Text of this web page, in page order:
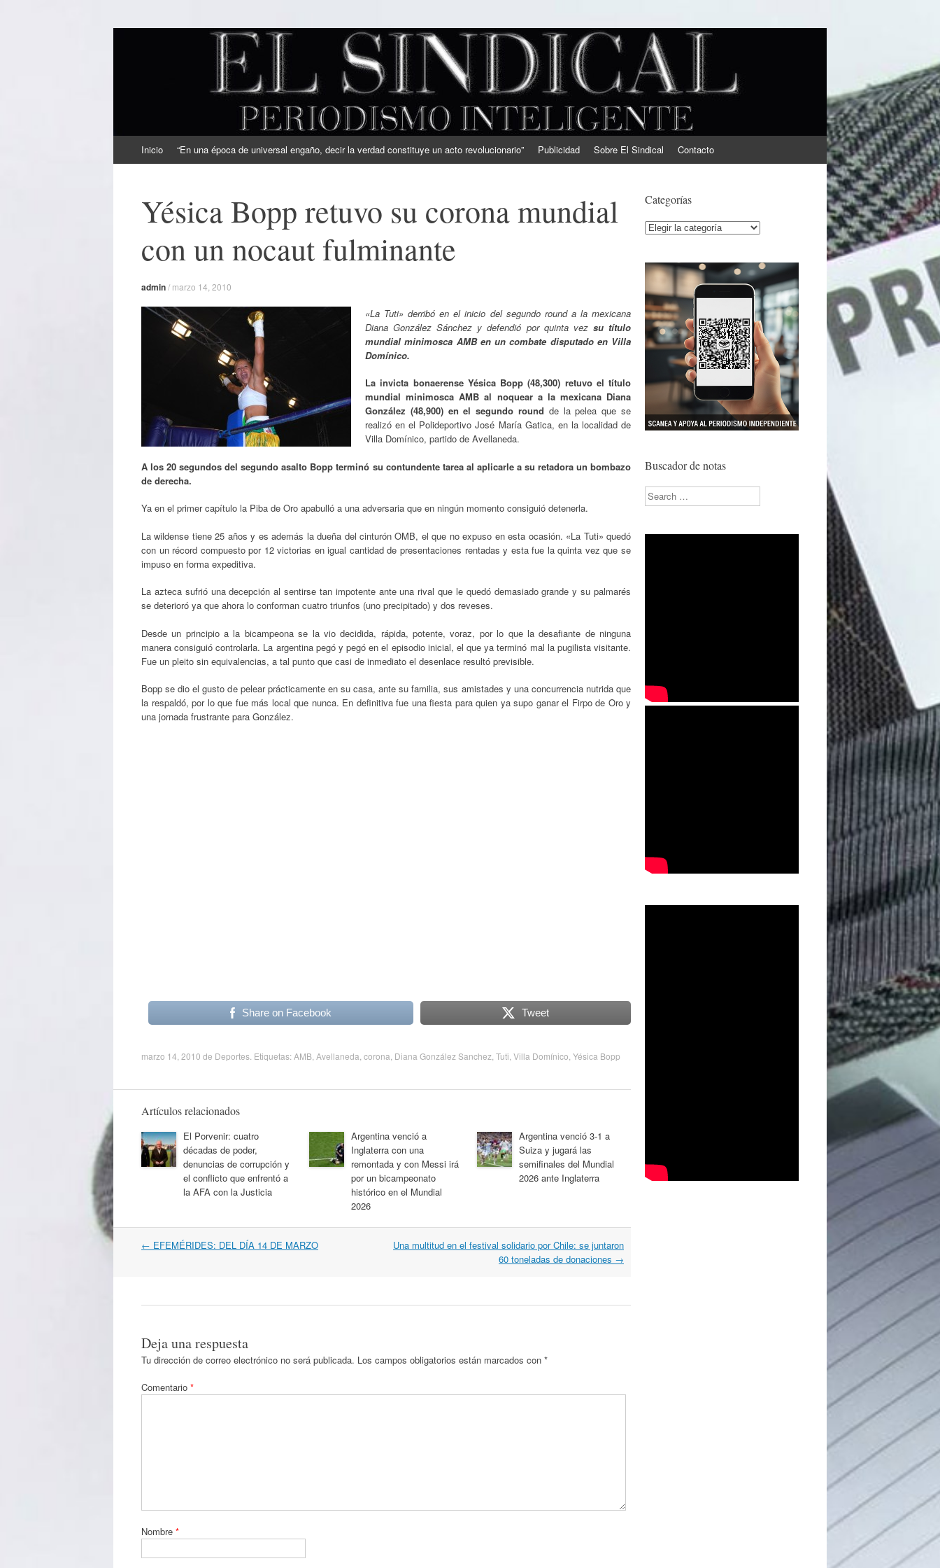
EL SINDICAL
Periodismo Inteligente
al
Inicio “En una época de universal engaño, decir la verdad constituye un acto revolucionario” Publicidad Sobre El Sindical Contacto
Yésica Bopp retuvo su corona mundial
con un nocaut fulminante
admin/ marzo 14, 2010
«La Tuti» derribó en el inicio del segundo round a la mexicana
Diana González Sánchez y defendió por quinta vez su título
mundial minimosca AMB en un combate disputado en Villa
Domínico.
La invicta bonaerense Yésica Bopp (48,300) retuvo el título
mundial minimosca AMB al noquear a la mexicana Diana
González (48,900) en el segundo round de la pelea que se
realizó en el Polideportivo José María Gatica, en la localidad de
Villa Domínico, partido de Avellaneda.
A los 20 segundos del segundo asalto Bopp terminó su contundente tarea al aplicarle a su retadora un bombazo
de derecha.
Ya en el primer capítulo la Piba de Oro apabulló a una adversaria que en ningún momento consiguió detenerla.
La wildense tiene 25 años y es además la dueña del cinturón OMB, el que no expuso en esta ocasión. «La Tuti» quedó
con un récord compuesto por 12 victorias en igual cantidad de presentaciones rentadas y esta fue la quinta vez que se
impuso en forma expeditiva.
La azteca sufrió una decepción al sentirse tan impotente ante una rival que le quedó demasiado grande y su palmarés
se deterioró ya que ahora lo conforman cuatro triunfos (uno precipitado) y dos reveses.
Desde un principio a la bicampeona se la vio decidida, rápida, potente, voraz, por lo que la desafiante de ninguna
manera consiguió controlarla. La argentina pegó y pegó en el episodio inicial, el que ya terminó mal la pugilista visitante.
Fue un pleito sin equivalencias, a tal punto que casi de inmediato el desenlace resultó previsible.
Bopp se dio el gusto de pelear prácticamente en su casa, ante su familia, sus amistades y una concurrencia nutrida que
la respaldó, por lo que fue más local que nunca. En definitiva fue una fiesta para quien ya supo ganar el Firpo de Oro y
una jornada frustrante para González.
Share on Facebook Tweet
marzo 14, 2010 de Deportes . Etiquetas:AMB Avellaneda corona Diana González Sanchez Tuti Villa Domínico Yésica Bopp
Artículos relacionados
El Porvenir: cuatro
décadas de poder,
denuncias de corrupción y
el conflicto que enfrentó a
la AFA con la Justicia
Argentina venció a
Inglaterra con una
remontada y con Messi irá
por un bicampeonato
histórico en el Mundial
2026
Argentina venció 3-1 a
Suiza y jugará las
semifinales del Mundial
2026 ante Inglaterra
Navegación
← EFEMÉRIDES: DEL DÍA 14 DE MARZO
Una multitud en el festival solidario por Chile: se juntaron
60 toneladas de donaciones →
Deja una respuesta
Tu dirección de correo electrónico no será publicada. Los campos obligatorios están marcados con *
Comentario *
Nombre *
Categorías
Categorías
Buscador de notas
Search